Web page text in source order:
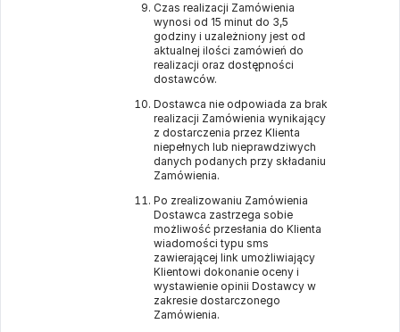
Czas realizacji Zamówienia
wynosi od 15 minut do 3,5
godziny i uzależniony jest od
aktualnej ilości zamówień do
realizacji oraz dostępności
dostawców.
Dostawca nie odpowiada za brak
realizacji Zamówienia wynikający
z dostarczenia przez Klienta
niepełnych lub nieprawdziwych
danych podanych przy składaniu
Zamówienia.
Po zrealizowaniu Zamówienia
Dostawca zastrzega sobie
możliwość przesłania do Klienta
wiadomości typu sms
zawierającej link umożliwiający
Klientowi dokonanie oceny i
wystawienie opinii Dostawcy w
zakresie dostarczonego
Zamówienia.